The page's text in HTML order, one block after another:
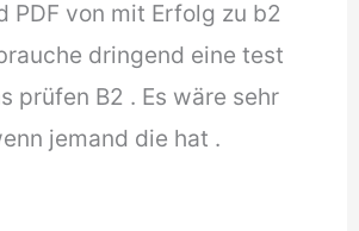
PDF von mit Erfolg zu b2
dringend eine test
prüfen B2 . Es wäre sehr
jemand die hat .